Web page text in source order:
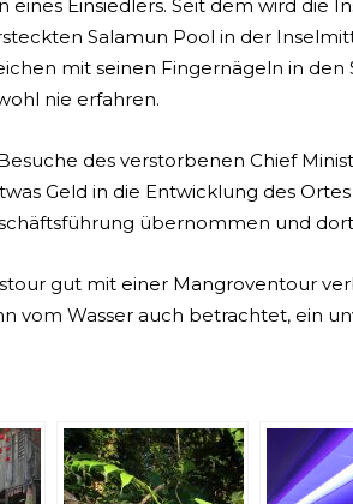
Einsiedlers. Seit dem wird die
Salamun Pool in der
mit seinen Fingernägeln in den
nie erfahren.
des verstorbenen Chief
Geld in die Entwicklung des
übernommen und
gut mit einer Mangroventour
Wasser auch betrachtet, ein